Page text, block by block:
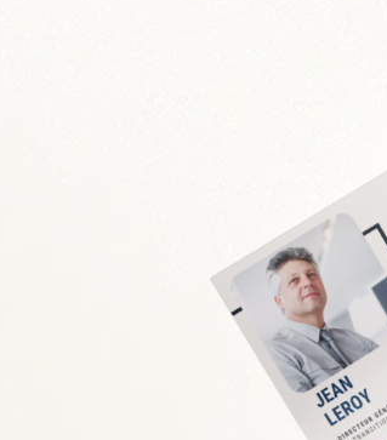
Gouvernance IT et pilotage des SI
Cybersécurité et gestion des risques
Transformation digitale
Gestion de projets ERP/CRM
Management des équipes IT
Architecture des systèmes